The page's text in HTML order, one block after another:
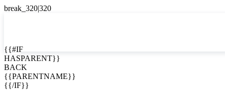

EN
ES
{{#IF
HASPARENT}}
BACK
{{PARENTNAME}}
{{/IF}}